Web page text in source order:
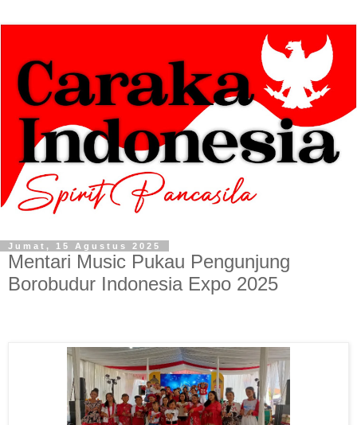
Jumat, 15 Agustus 2025
Mentari Music Pukau Pengunjung
Borobudur Indonesia Expo 2025